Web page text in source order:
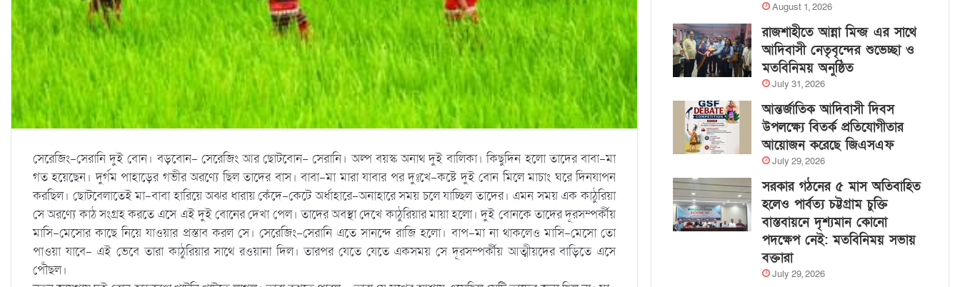
সেরেজিং-সেরানি দুই বোন। বড়বোন- সেরেজিং আর ছোটবোন- সেরানি। অল্প বয়স্ক অনাথ দুই বালিকা। কিছুদিন হলো তাদের বাবা-মা
গত হয়েছেন। দুর্গম পাহাড়ের গভীর অরণ্যে ছিল তাদের বাস। বাবা-মা মারা যাবার পর দুঃখে-কষ্টে দুই বোন মিলে মাচাং ঘরে দিনযাপন
করছিল। ছোটবেলাতেই মা-বাবা হারিয়ে অঝর ধারায় কেঁদে-কেটে অর্ধাহারে-অনাহারে সময় চলে যাচ্ছিল তাদের। এমন সময় এক কাঠুরিয়া
সে অরণ্যে কাঠ সংগ্রহ করতে এসে এই দুই বোনের দেখা পেল। তাদের অবস্থা দেখে কাঠুরিয়ার মায়া হলো। দুই বোনকে তাদের দূরসম্পর্কীয়
মাসি-মেসোর কাছে নিয়ে যাওয়ার প্রস্তাব করল সে। সেরেজিং-সেরানি এতে সানন্দে রাজি হলো। বাপ-মা না থাকলেও মাসি-মেসো তো
পাওয়া যাবে- এই ভেবে তারা কাঠুরিয়ার সাথে রওয়ানা দিল। তারপর যেতে যেতে একসময় সে দূরসম্পর্কীয় আত্মীয়দের বাড়িতে এসে
পৌঁছল।
August 1, 2026
রাজশাহীতে আন্না মিন্জ এর সাথে
আদিবাসী নেতৃবৃন্দের শুভেচ্ছা ও
মতবিনিময় অনুষ্ঠিত
July 31, 2026
আন্তর্জাতিক আদিবাসী দিবস
উপলক্ষ্যে বিতর্ক প্রতিযোগীতার
আয়োজন করেছে জিএসএফ
July 29, 2026
সরকার গঠনের ৫ মাস অতিবাহিত
হলেও পার্বত্য চট্টগ্রাম চুক্তি
বাস্তবায়নে দৃশ্যমান কোনো
পদক্ষেপ নেই: মতবিনিময় সভায়
বক্তারা
July 29, 2026